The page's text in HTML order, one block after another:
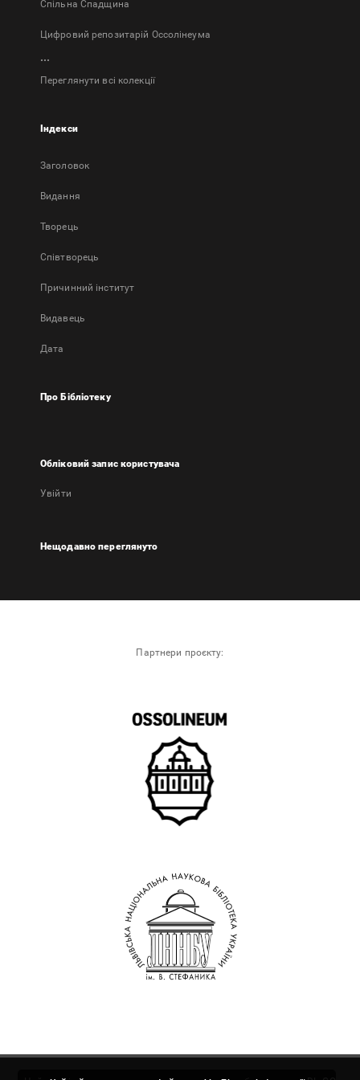
Спільна Спадщина
Цифровий репозитарій Оссолінеума
...
Переглянути всі колекції
Індекси
Заголовок
Bидання
Творець
Співтворець
Причинний інститут
Видавець
Дата
Про Бібліотеку
Обліковий запис користувача
Увійти
Нещодавно переглянуто
Партнери проєкту: